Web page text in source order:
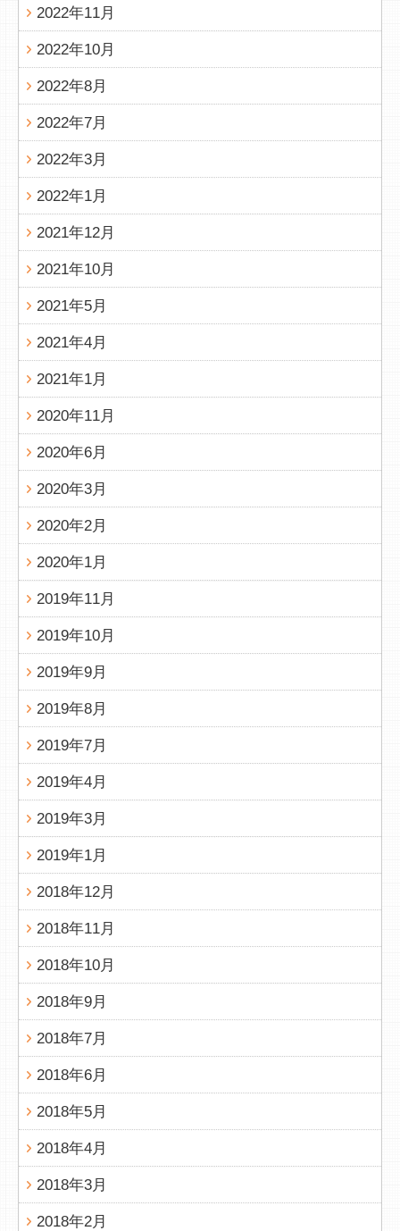
2022年11月
2022年10月
2022年8月
2022年7月
2022年3月
2022年1月
2021年12月
2021年10月
2021年5月
2021年4月
2021年1月
2020年11月
2020年6月
2020年3月
2020年2月
2020年1月
2019年11月
2019年10月
2019年9月
2019年8月
2019年7月
2019年4月
2019年3月
2019年1月
2018年12月
2018年11月
2018年10月
2018年9月
2018年7月
2018年6月
2018年5月
2018年4月
2018年3月
2018年2月